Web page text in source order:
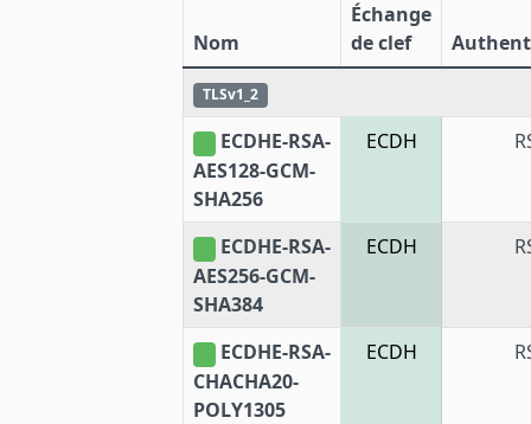
Nom
Échange
de clef
TLSv1_2
ECDHE-RSA-
AES128-GCM-
SHA256
ECDH
ECDHE-RSA-
AES256-GCM-
SHA384
ECDH
ECDHE-RSA-
CHACHA20-
POLY1305
ECDH